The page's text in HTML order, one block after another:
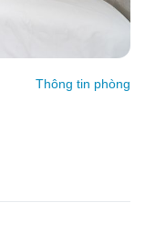
Thông tin phòng